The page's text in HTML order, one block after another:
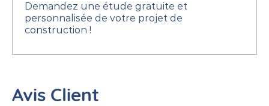
Demandez une étude gratuite et
personnalisée de votre projet de
construction !
Avis Client